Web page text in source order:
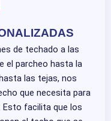
de techado a las
el parcheo hasta la
las tejas, nos
que necesita para
Esto facilita que los